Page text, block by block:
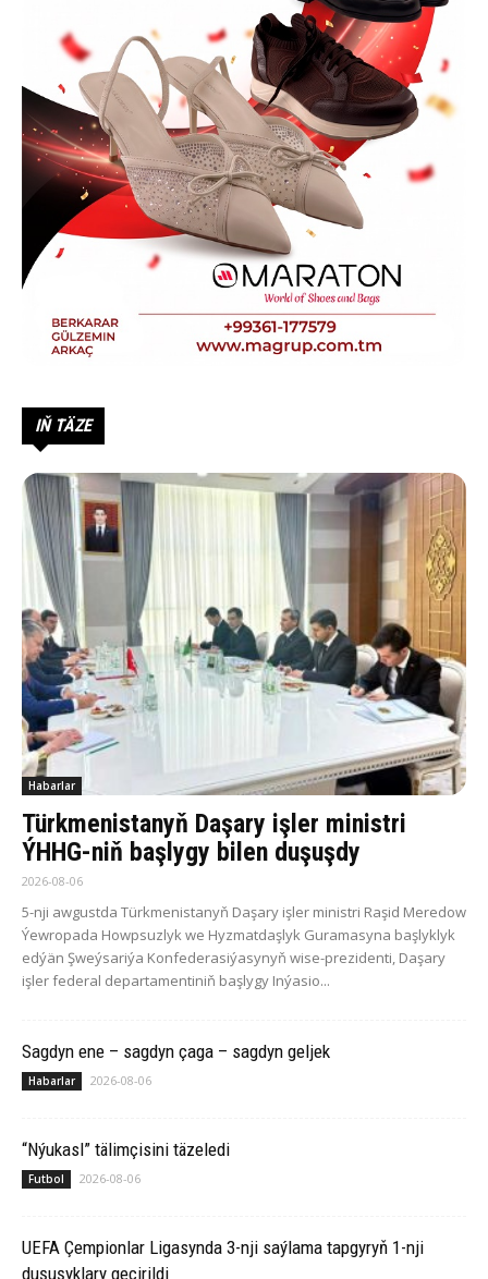
IŇ TÄZE
Habarlar
Türkmenistanyň Daşary işler ministri
ÝHHG-niň başlygy bilen duşuşdy
2026-08-06
5-nji awgustda Türkmenistanyň Daşary işler ministri Raşid Meredow
Ýewropada Howpsuzlyk we Hyzmatdaşlyk Guramasyna başlyklyk
edýän Şweýsariýa Konfederasiýasynyň wise-prezidenti, Daşary
işler federal departamentiniň başlygy Inýasio...
Sagdyn ene – sagdyn çaga – sagdyn geljek
Habarlar 2026-08-06
“Nýukasl” tälimçisini täzeledi
Futbol 2026-08-06
UEFA Çempionlar Ligasynda 3-nji saýlama tapgyryň 1-nji
duşuşyklary geçirildi